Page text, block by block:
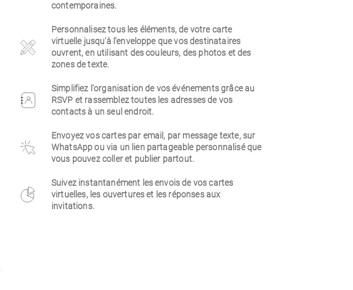
contemporaines.
Personnalisez tous les éléments, de votre carte
virtuelle jusqu'à l'enveloppe que vos destinataires
ouvrent, en utilisant des couleurs, des photos et des
zones de texte.
Simplifiez l'organisation de vos événements grâce au
RSVP et rassemblez toutes les adresses de vos
contacts à un seul endroit.
Envoyez vos cartes par email, par message texte, sur
WhatsApp ou via un lien partageable personnalisé que
vous pouvez coller et publier partout.
Suivez instantanément les envois de vos cartes
virtuelles, les ouvertures et les réponses aux
invitations.